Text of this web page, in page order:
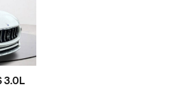
3.0L